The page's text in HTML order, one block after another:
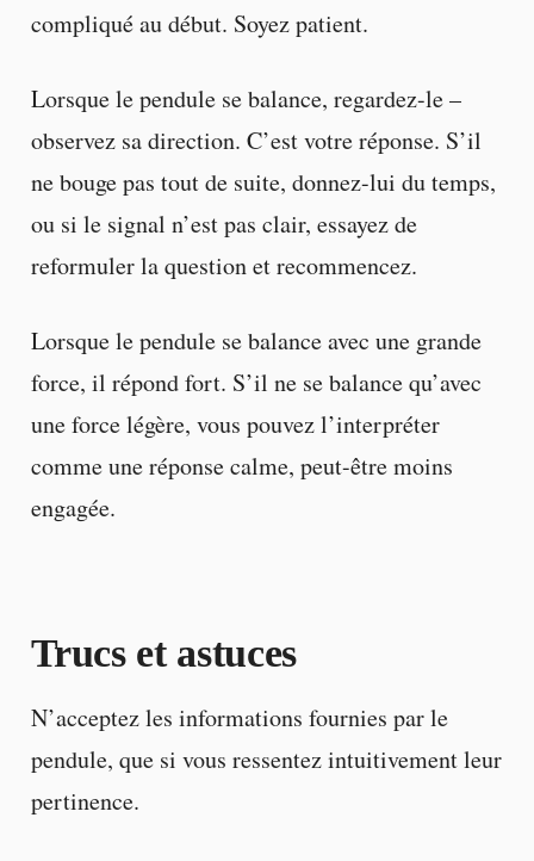
compliqué au début. Soyez patient.
Lorsque le pendule se balance, regardez-le –
observez sa direction. C’est votre réponse. S’il
ne bouge pas tout de suite, donnez-lui du temps,
ou si le signal n’est pas clair, essayez de
reformuler la question et recommencez.
Lorsque le pendule se balance avec une grande
force, il répond fort. S’il ne se balance qu’avec
une force légère, vous pouvez l’interpréter
comme une réponse calme, peut-être moins
engagée.
Trucs et astuces
N’acceptez les informations fournies par le
pendule, que si vous ressentez intuitivement leur
pertinence.